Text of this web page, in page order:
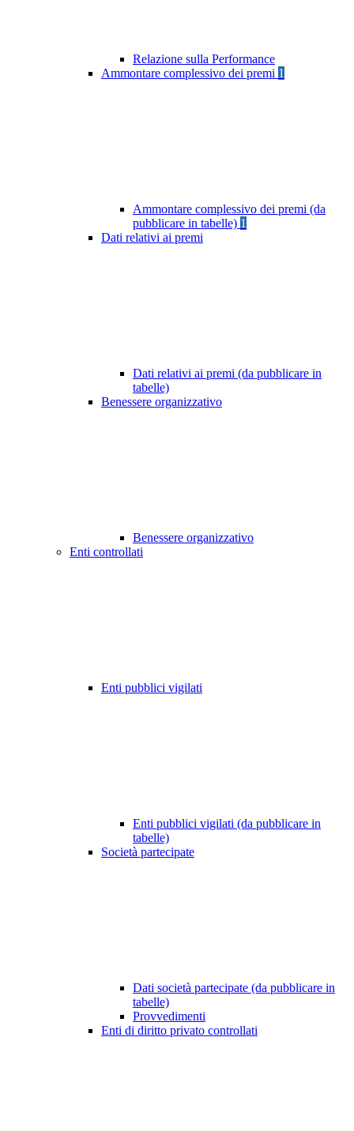
Relazione sulla Performance
Ammontare complessivo dei premi 1
Ammontare complessivo dei premi (da
pubblicare in tabelle) 1
Dati relativi ai premi
Dati relativi ai premi (da pubblicare in
tabelle)
Benessere organizzativo
Benessere organizzativo
Enti controllati
Enti pubblici vigilati
Enti pubblici vigilati (da pubblicare in
tabelle)
Società partecipate
Dati società partecipate (da pubblicare in
tabelle)
Provvedimenti
Enti di diritto privato controllati